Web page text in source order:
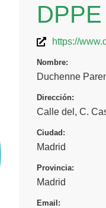
DPPE
https://
Nombre:
Duchenne
Dirección:
Calle del, C.
Ciudad:
Madrid
Provincia:
Madrid
Email: